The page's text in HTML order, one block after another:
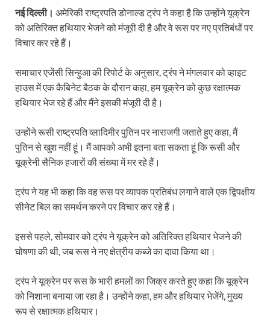
नई दिल्ली। अमेरिकी राष्ट्रपति डोनाल्ड ट्रंप ने कहा है कि उन्होंने यूक्रेन
को अतिरिक्त हथियार भेजने को मंजूरी दी है और वे रूस पर नए प्रतिबंधों पर
विचार कर रहे हैं।
समाचार एजेंसी सिन्हुआ की रिपोर्ट के अनुसार, ट्रंप ने मंगलवार को व्हाइट
हाउस में एक कैबिनेट बैठक के दौरान कहा, हम यूक्रेन को कुछ रक्षात्मक
हथियार भेज रहे हैं और मैंने इसकी मंजूरी दी है।
उन्होंने रूसी राष्ट्रपति व्लादिमीर पुतिन पर नाराजगी जताते हुए कहा, मैं
पुतिन से खुश नहीं हूं। मैं आपको अभी इतना बता सकता हूं कि रूसी और
यूक्रेनी सैनिक हजारों की संख्या में मर रहे हैं।
ट्रंप ने यह भी कहा कि वह रूस पर व्यापक प्रतिबंध लगाने वाले एक द्विपक्षीय
सीनेट बिल का समर्थन करने पर विचार कर रहे हैं।
इससे पहले, सोमवार को ट्रंप ने यूक्रेन को अतिरिक्त हथियार भेजने की
घोषणा की थी, जब रूस ने नए क्षेत्रीय कब्जे का दावा किया था।
ट्रंप ने यूक्रेन पर रूस के भारी हमलों का जिक्र करते हुए कहा कि यूक्रेन
को निशाना बनाया जा रहा है। उन्होंने कहा, हम और हथियार भेजेंगे, मुख्य
रूप से रक्षात्मक हथियार।